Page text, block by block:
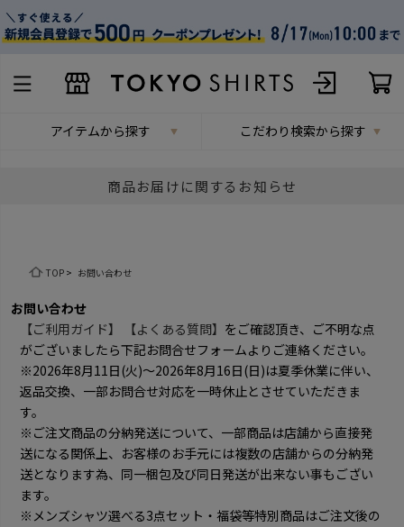
アイテムから探す こだわり検索から探す
商品お届けに関するお知らせ
TOP> お問い合わせ
お問い合わせ
【ご利用ガイド】
【よくある質問】 をご確認頂き、ご不明な点
がございましたら下記お問合せフォームよりご連絡ください。
※2026年8月11日(火)～2026年8月16日(日)は夏季休業に伴い、
返品交換、一部お問合せ対応を一時休止とさせていただきま
す。
※ご注文商品の分納発送について、一部商品は店舗から直接発
送になる関係上、お客様のお手元には複数の店舗からの分納発
送となります為、同一梱包及び同日発送が出来ない事もござい
ます。
※メンズシャツ選べる3点セット・福袋等特別商品はご注文後の